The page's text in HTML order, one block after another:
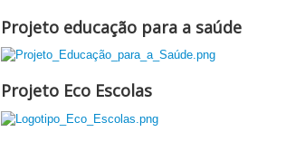
Projeto educação para a saúde
Projeto Eco Escolas